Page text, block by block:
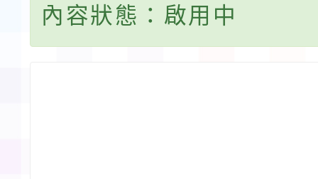
內容狀態：啟用中